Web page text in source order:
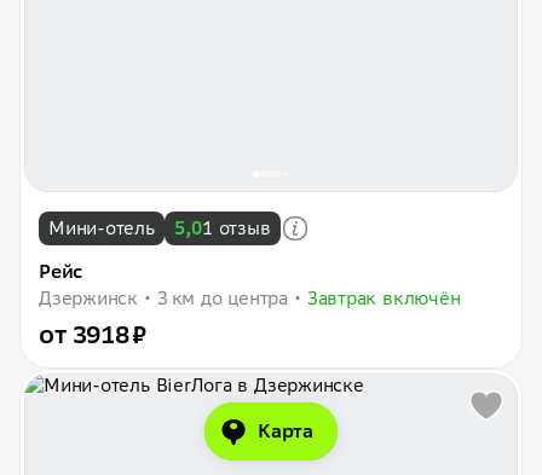
Мини-отель 5,01 отзыв
Рейс
Дзержинск
3 км до центра Завтрак включён
от 3918 ₽
Карта